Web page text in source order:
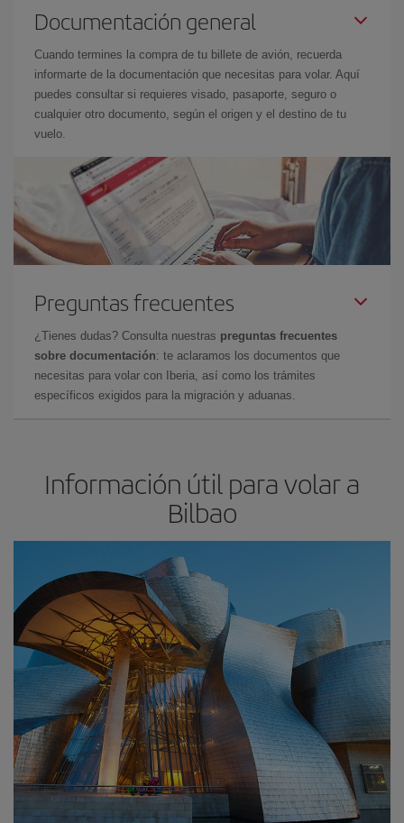
Documentación general
Cuando termines la compra de tu billete de avión, recuerda
informarte de la documentación que necesitas para volar. Aquí
puedes consultar si requieres visado, pasaporte, seguro o
cualquier otro documento, según el origen y el destino de tu
vuelo.
Preguntas frecuentes
¿Tienes dudas? Consulta nuestras preguntas frecuentes
sobre documentación: te aclaramos los documentos que
necesitas para volar con Iberia, así como los trámites
específicos exigidos para la migración y aduanas.
Información útil para volar a
Bilbao